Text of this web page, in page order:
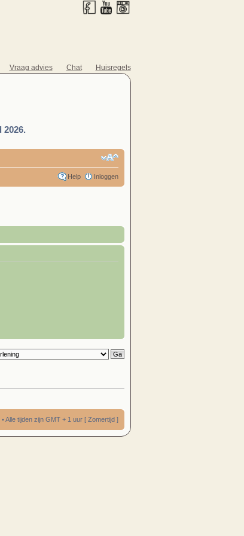
Vraag advies Chat Huisregels
2026.
Help Inloggen
• Alle tijden zijn GMT + 1 uur [ Zomertijd ]